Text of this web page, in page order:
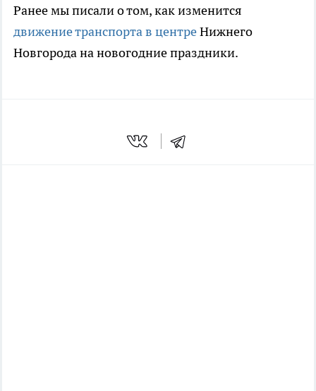
Ранее мы писали о том, как изменится
движение транспорта в центреНижнего
Новгорода на новогодние праздники.